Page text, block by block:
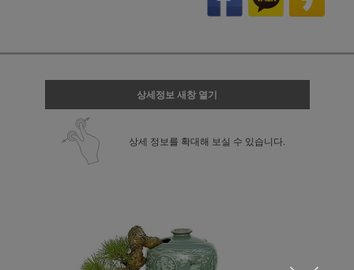
상세정보 새창 열기
상세 정보를 확대해 보실 수 있습니다.